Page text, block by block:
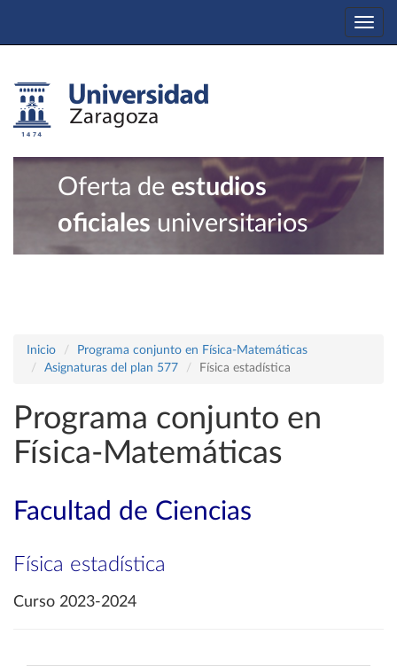
Oferta de estudios
oficiales universitarios
Inicio
Programa conjunto en Física-Matemáticas
Asignaturas del plan 577
Física estadística
Programa conjunto en
Física-Matemáticas
Facultad de Ciencias
Física estadística
Curso 2023-2024